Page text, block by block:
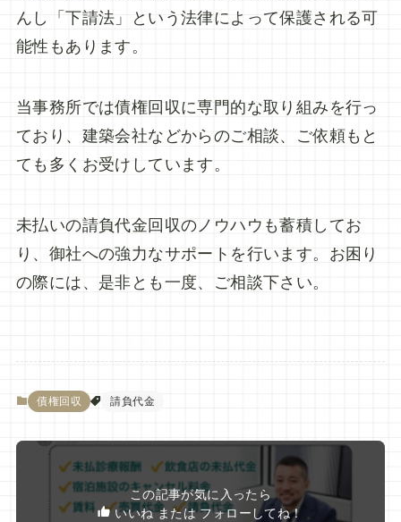
んし「下請法」という法律によって保護される可
能性もあります。
当事務所では債権回収に専門的な取り組みを行っ
ており、建築会社などからのご相談、ご依頼もと
ても多くお受けしています。
未払いの請負代金回収のノウハウも蓄積してお
り、御社への強力なサポートを行います。お困り
の際には、是非とも一度、ご相談下さい。
債権回収 請負代金
この記事が気に入ったら
いいね または フォローしてね！